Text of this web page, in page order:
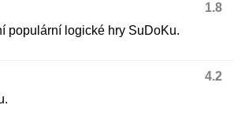
1.8
populární logické hry SuDoKu.
4.2